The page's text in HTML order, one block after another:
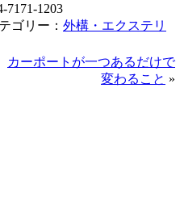
7171-1203
ゴリー： 外構・エクステリ
カーポートが一つあるだけで
変わること »